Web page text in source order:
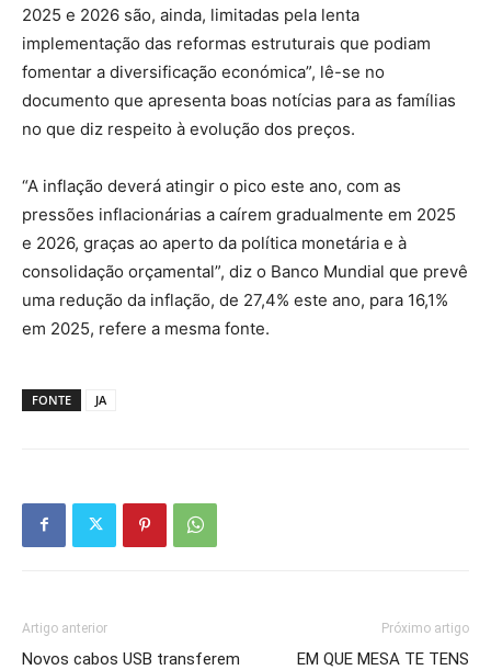
2025 e 2026 são, ainda, limitadas pela lenta
implementação das reformas estruturais que podiam
fomentar a diversificação económica”, lê-se no
documento que apresenta boas notícias para as famílias
no que diz respeito à evolução dos preços.
“A inflação deverá atingir o pico este ano, com as
pressões inflacionárias a caírem gradualmente em 2025
e 2026, graças ao aperto da política monetária e à
consolidação orçamental”, diz o Banco Mundial que prevê
uma redução da inflação, de 27,4% este ano, para 16,1%
em 2025, refere a mesma fonte.
FONTE JA
Artigo anterior
Novos cabos USB transferem
Próximo artigo
EM QUE MESA TE TENS